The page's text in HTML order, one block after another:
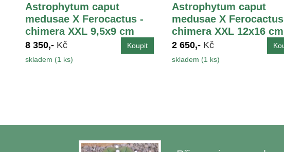
Astrophytum caput
medusae X Ferocactus -
chimera XXL 9,5x9 cm
8 350,- Kč
skladem (1 ks)
Astrophytum caput
medusae X
chimera XXL 12x16 cm
2 650,- Kč
skladem (1 ks)